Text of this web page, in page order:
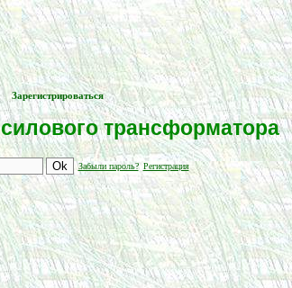
[Зарегистрироваться]
трансформатора
Забыли пароль? Регистрация